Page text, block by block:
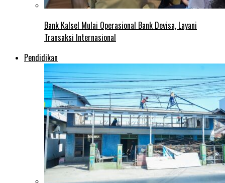
Bank Kalsel Mulai Operasional Bank Devisa, Layani
Transaksi Internasional
Pendidikan